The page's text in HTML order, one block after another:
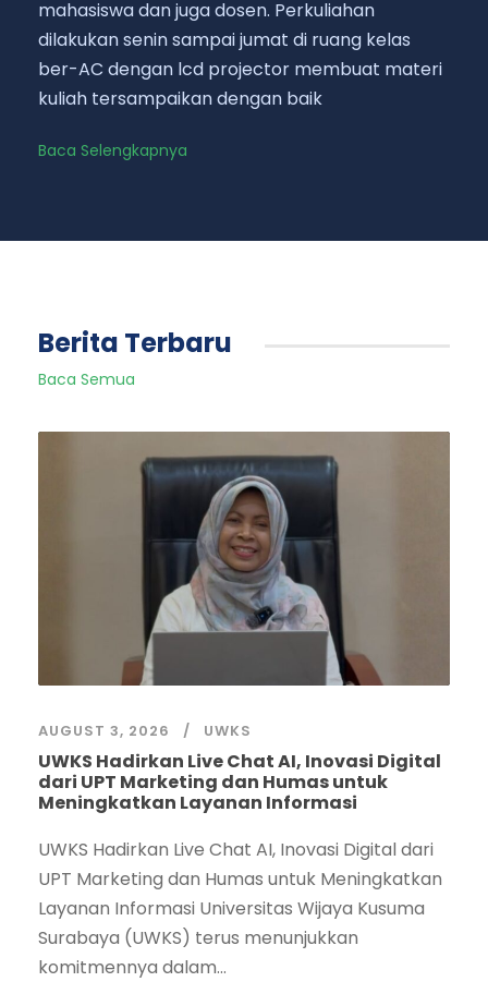
mahasiswa dan juga dosen. Perkuliahan
dilakukan senin sampai jumat di ruang kelas
ber-AC dengan lcd projector membuat materi
kuliah tersampaikan dengan baik
Baca Selengkapnya
Berita Terbaru
Baca Semua
AUGUST 3, 2026 UWKS
UWKS Hadirkan Live Chat AI, Inovasi Digital
dari UPT Marketing dan Humas untuk
Meningkatkan Layanan Informasi
UWKS Hadirkan Live Chat AI, Inovasi Digital dari
UPT Marketing dan Humas untuk Meningkatkan
Layanan Informasi Universitas Wijaya Kusuma
Surabaya (UWKS) terus menunjukkan
komitmennya dalam...